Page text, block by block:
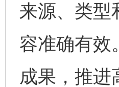
来源、类型
容准确有效
成果，推进